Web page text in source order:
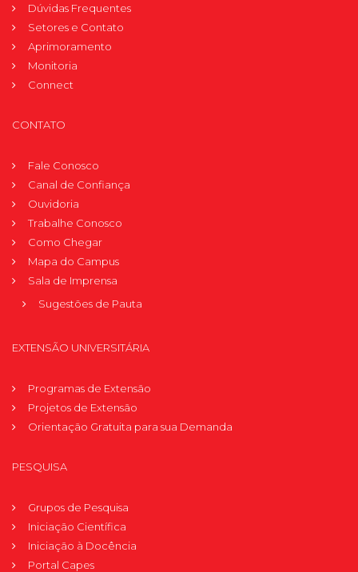
Dúvidas Frequentes
Setores e Contato
Aprimoramento
Monitoria
Connect
CONTATO
Fale Conosco
Canal de Confiança
Ouvidoria
Trabalhe Conosco
Como Chegar
Mapa do Campus
Sala de Imprensa
Sugestões de Pauta
EXTENSÃO UNIVERSITÁRIA
Programas de Extensão
Projetos de Extensão
Orientação Gratuita para sua Demanda
PESQUISA
Grupos de Pesquisa
Iniciação Científica
Iniciação à Docência
Portal Capes